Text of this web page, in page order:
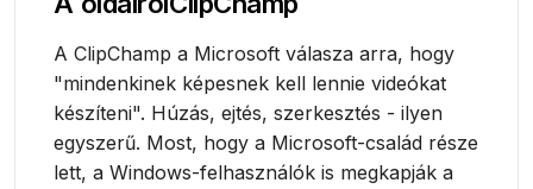
A ClipChamp a Microsoft válasza arra, hogy
"mindenkinek képesnek kell lennie videókat
készíteni". Húzás, ejtés, szerkesztés - ilyen
egyszerű. Most, hogy a Microsoft-család része
lett, a Windows-felhasználók is megkapják a